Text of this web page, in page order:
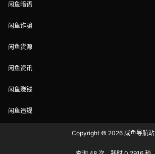
闲鱼暗语
闲鱼诈骗
闲鱼货源
闲鱼资讯
闲鱼赚钱
闲鱼违规
Copyright © 2026 咸鱼导航站